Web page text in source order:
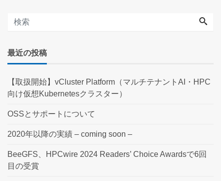
最近の投稿
【取扱開始】vCluster Platform（マルチテナントAI・HPC
向け仮想Kubernetesクラスター）
OSSとサポートについて
2020年以降の実績 – coming soon –
BeeGFS、HPCwire 2024 Readers’ Choice Awardsで6回
目の受賞